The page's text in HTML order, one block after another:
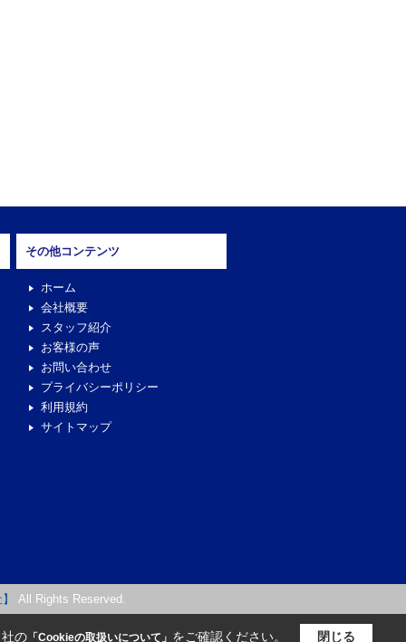
その他コンテンツ
ホーム
会社概要
スタッフ紹介
お客様の声
お問い合わせ
プライバシーポリシー
利用規約
サイトマップ
All Rights Reserved.
の「Cookieの取扱いについて」 をご確認ください。 閉じる